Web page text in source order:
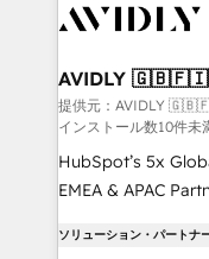
Healthcare -
we help: ✔️ Full
optimization ✔️
and reporting
and workflow
programs, training, and
partnerships, we
AVIDLY
🇳🇿
提供元：
インストール数10件未
HubSpot’s 5x
EMEA & APAC
Partner. 🚀 With 2,750+ HubSpot projects delivered
ソリューション・パートナ